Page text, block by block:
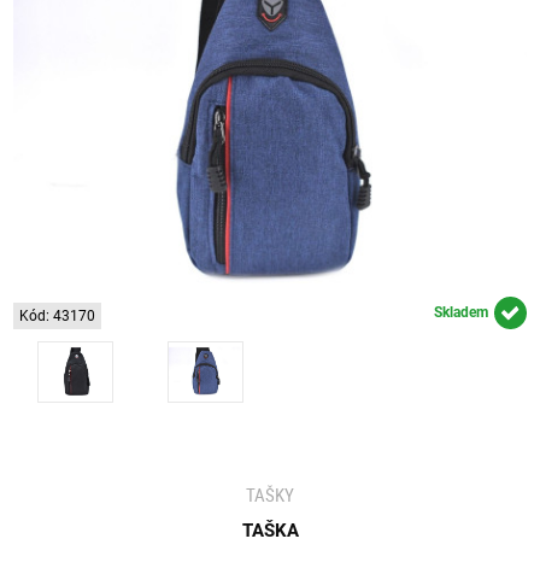
Kód: 43170 Skladem
TAŠKY
TAŠKA